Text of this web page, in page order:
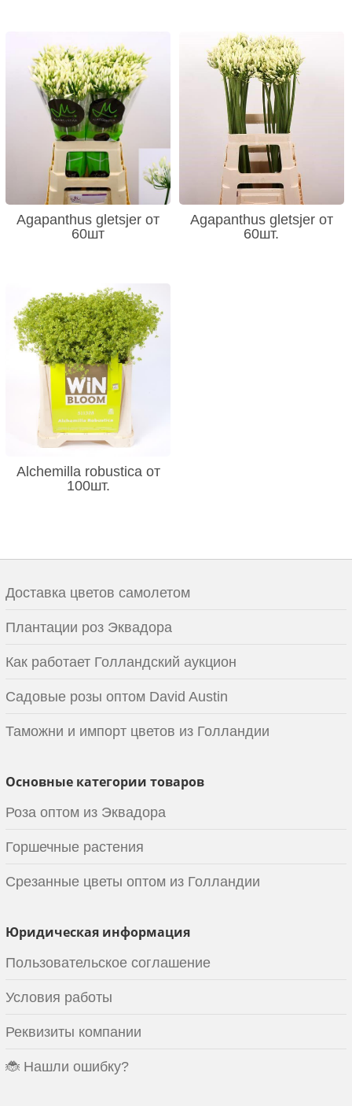
Agapanthus gletsjer от
60шт
Agapanthus gletsjer от
60шт.
Alchemilla robustica от
100шт.
Доставка цветов самолетом
Плантации роз Эквадора
Как работает Голландский аукцион
Садовые розы оптом David Austin
Таможни и импорт цветов из Голландии
Основные категории товаров
Роза оптом из Эквадора
Горшечные растения
Срезанные цветы оптом из Голландии
Юридическая информация
Пользовательское соглашение
Условия работы
Реквизиты компании
🐞 Нашли ошибку?